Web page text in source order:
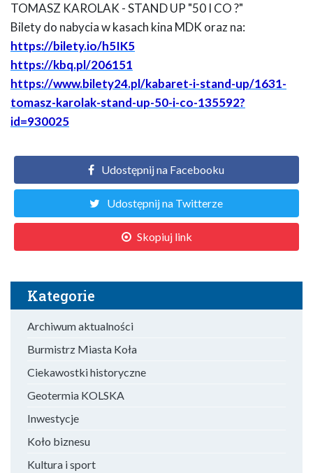
TOMASZ KAROLAK - STAND UP "50 I CO ?"
Bilety do nabycia w kasach kina MDK oraz na:
https://bilety.io/h5IK5
https://kbq.pl/206151
https://www.bilety24.pl/kabaret-i-stand-up/1631-
tomasz-karolak-stand-up-50-i-co-135592?
id=930025
Udostępnij na Facebooku
Udostępnij na Twitterze
Skopiuj link
Kategorie
Archiwum aktualności
Burmistrz Miasta Koła
Ciekawostki historyczne
Geotermia KOLSKA
Inwestycje
Koło biznesu
Kultura i sport